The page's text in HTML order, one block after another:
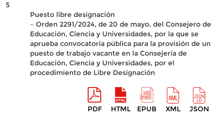
5
Puesto libre designación
– Orden 2291/2024, de 20 de mayo, del Consejero de
Educación, Ciencia y Universidades, por la que se
aprueba convocatoria pública para la provisión de un
puesto de trabajo vacante en la Consejería de
Educación, Ciencia y Universidades, por el
procedimiento de Libre Designación
PDF HTML EPUB XML JSON